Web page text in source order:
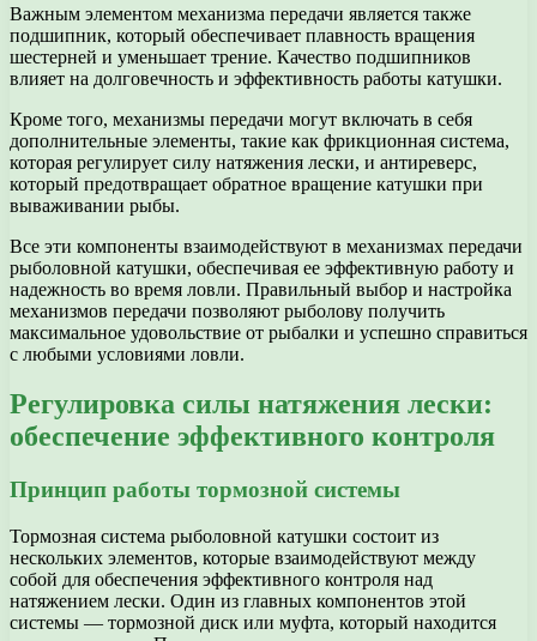
Важным элементом механизма передачи является также
подшипник, который обеспечивает плавность вращения
шестерней и уменьшает трение. Качество подшипников
влияет на долговечность и эффективность работы катушки.
Кроме того, механизмы передачи могут включать в себя
дополнительные элементы, такие как фрикционная система,
которая регулирует силу натяжения лески, и антиреверс,
который предотвращает обратное вращение катушки при
вываживании рыбы.
Все эти компоненты взаимодействуют в механизмах передачи
рыболовной катушки, обеспечивая ее эффективную работу и
надежность во время ловли. Правильный выбор и настройка
механизмов передачи позволяют рыболову получить
максимальное удовольствие от рыбалки и успешно справиться
с любыми условиями ловли.
Регулировка силы натяжения лески:
обеспечение эффективного контроля
Принцип работы тормозной системы
Тормозная система рыболовной катушки состоит из
нескольких элементов, которые взаимодействуют между
собой для обеспечения эффективного контроля над
натяжением лески. Один из главных компонентов этой
системы — тормозной диск или муфта, который находится